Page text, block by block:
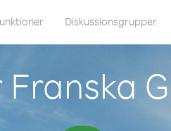
Diskussionsgrupper